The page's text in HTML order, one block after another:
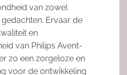
van zowel
Ervaar de
en
van Philips Avent-
zo een zorgeloze en
voor de ontwikkeling